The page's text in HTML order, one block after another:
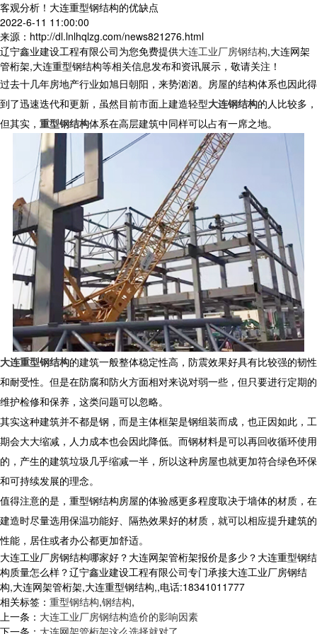
客观分析！大连重型钢结构的优缺点
2022-6-11 11:00:00
来源：http://dl.lnlhqlzg.com/news821276.html
辽宁鑫业建设工程有限公司为您免费提供大连工业厂房钢结构,大连网架
管桁架,大连重型钢结构等相关信息发布和资讯展示，敬请关注！
过去十几年房地产行业如旭日朝阳，来势汹汹。房屋的结构体系也因此得
到了迅速迭代和更新，虽然目前市面上建造轻型大连钢结构的人比较多，
但其实， 重型钢结构体系在高层建筑中同样可以占有一席之地。
大连重型钢结构的建筑一般整体稳定性高，防震效果好具有比较强的韧性
和耐受性。但是在防腐和防火方面相对来说对弱一些，但只要进行定期的
维护检修和保养，这类问题可以忽略。
其实这种建筑并不都是钢，而是主体框架是钢组装而成，也正因如此，工
期会大大缩减，人力成本也会因此降低。而钢材料是可以再回收循环使用
的，产生的建筑垃圾几乎缩减一半，所以这种房屋也就更加符合绿色环保
和可持续发展的理念。
值得注意的是，重型钢结构房屋的体验感更多程度取决于墙体的材质，在
建造时尽量选用保温功能好、隔热效果好的材质，就可以相应提升建筑的
性能，居住或者办公都更加舒适。
大连工业厂房钢结构哪家好？大连网架管桁架报价是多少？大连重型钢结
构质量怎么样？辽宁鑫业建设工程有限公司专门承接大连工业厂房钢结
构,大连网架管桁架,大连重型钢结构,,电话:18341011777
相关标签： 重型钢结构,钢结构,
上一条： 大连工业厂房钢结构造价的影响因素